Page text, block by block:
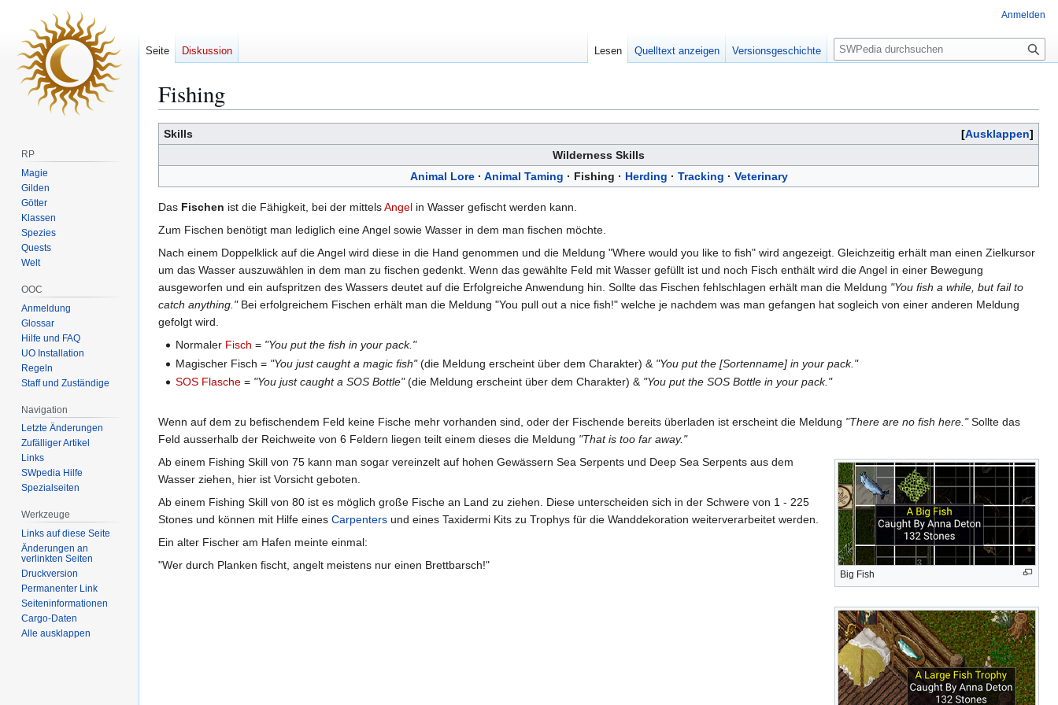
Fishing
Zur
Navigation
springen
Zur
Suche
springen
Ausklappen
Skills
Wilderness Skills
Animal Lore· Animal Taming · Fishing · Herding · Tracking · Veterinary
Das Fischen ist die Fähigkeit, bei der mittelsAngel in Wasser gefischt werden kann.
Zum Fischen benötigt man lediglich eine Angel sowie Wasser in dem man fischen möchte.
Nach einem Doppelklick auf die Angel wird diese in die Hand genommen und die Meldung "Where would you like to fish" wird angezeigt. Gleichzeitig erhält man einen Zielkursor
um das Wasser auszuwählen in dem man zu fischen gedenkt. Wenn das gewählte Feld mit Wasser gefüllt ist und noch Fisch enthält wird die Angel in einer Bewegung
ausgeworfen und ein aufspritzen des Wassers deutet auf die Erfolgreiche Anwendung hin. Sollte das Fischen fehlschlagen erhält man die Meldung "You fish a while, but fail to
catch anything."Bei erfolgreichem Fischen erhält man die Meldung "You pull out a nice fish!" welche je nachdem was man gefangen hat sogleich von einer anderen Meldung
gefolgt wird.
Normaler Fisch = "You put the fish in your pack."
Magischer Fisch = "You just caught a magic fish"(die Meldung erscheint über dem Charakter) & "You put the [Sortenname] in your pack."
SOS Flasche = "You just caught a SOS Bottle"(die Meldung erscheint über dem Charakter) & "You put the SOS Bottle in your pack."
Wenn auf dem zu befischendem Feld keine Fische mehr vorhanden sind, oder der Fischende bereits überladen ist erscheint die Meldung "There are no fish here."Sollte das
Feld ausserhalb der Reichweite von 6 Feldern liegen teilt einem dieses die Meldung "That is too far away."
Big Fish
Ab einem Fishing Skill von 75 kann man sogar vereinzelt auf hohen Gewässern Sea Serpents und Deep Sea Serpents aus dem
Wasser ziehen, hier ist Vorsicht geboten.
Ab einem Fishing Skill von 80 ist es möglich große Fische an Land zu ziehen. Diese unterscheiden sich in der Schwere von 1 - 225
Stones und können mit Hilfe eines Carpenters und eines Taxidermi Kits zu Trophys für die Wanddekoration weiterverarbeitet werden.
Ein alter Fischer am Hafen meinte einmal:
"Wer durch Planken fischt, angelt meistens nur einen Brettbarsch!"
Anmelden
Seite Diskussion Lesen Quelltext anzeigen Versionsgeschichte
S
u
e
RP
Magie
Gilden
Götter
Klassen
Spezies
Quests
Welt
OOC
Anmeldung
Glossar
Hilfe und FAQ
UO Installation
Regeln
Staff und Zuständige
Navigation
Letzte Änderungen
Zufälliger Artikel
Links
SWpedia Hilfe
Spezialseiten
Werkzeuge
Links auf diese Seite
Änderungen an
verlinkten Seiten
Druckversion
Permanenter Link
Seiten­­informationen
Cargo-Daten
Alle ausklappen